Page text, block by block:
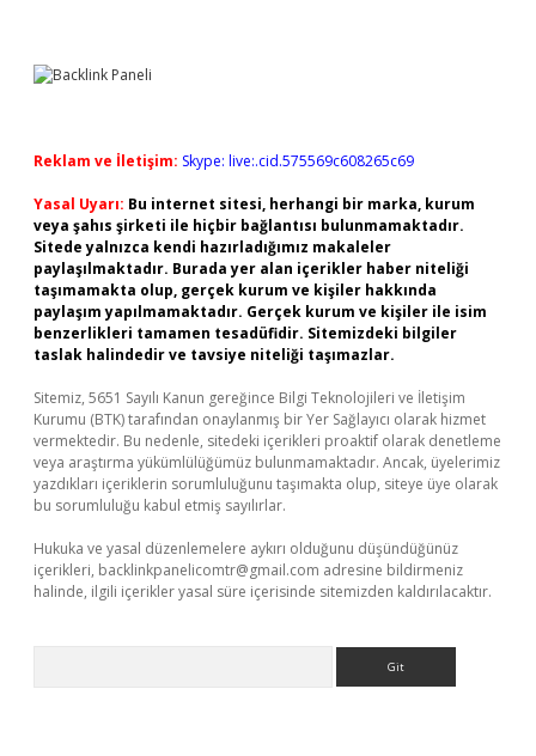
Reklam ve İletişim: Skype: live:.cid.575569c608265c69
Yasal Uyarı: Bu internet sitesi, herhangi bir marka, kurum
veya şahıs şirketi ile hiçbir bağlantısı bulunmamaktadır.
Sitede yalnızca kendi hazırladığımız makaleler
paylaşılmaktadır. Burada yer alan içerikler haber niteliği
taşımamakta olup, gerçek kurum ve kişiler hakkında
paylaşım yapılmamaktadır. Gerçek kurum ve kişiler ile isim
benzerlikleri tamamen tesadüfidir. Sitemizdeki bilgiler
taslak halindedir ve tavsiye niteliği taşımazlar.
Sitemiz, 5651 Sayılı Kanun gereğince Bilgi Teknolojileri ve İletişim
Kurumu (BTK) tarafından onaylanmış bir Yer Sağlayıcı olarak hizmet
vermektedir. Bu nedenle, sitedeki içerikleri proaktif olarak denetleme
veya araştırma yükümlülüğümüz bulunmamaktadır. Ancak, üyelerimiz
yazdıkları içeriklerin sorumluluğunu taşımakta olup, siteye üye olarak
bu sorumluluğu kabul etmiş sayılırlar.
Hukuka ve yasal düzenlemelere aykırı olduğunu düşündüğünüz
içerikleri, backlinkpanelicomtr@gmail.com adresine bildirmeniz
halinde, ilgili içerikler yasal süre içerisinde sitemizden kaldırılacaktır.